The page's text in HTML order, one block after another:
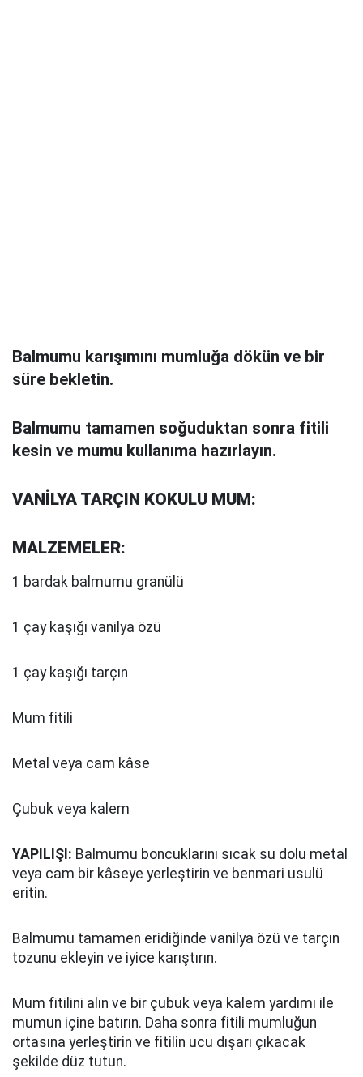
Balmumu karışımını mumluğa dökün ve bir
süre bekletin.
Balmumu tamamen soğuduktan sonra fitili
kesin ve mumu kullanıma hazırlayın.
VANİLYA TARÇIN KOKULU MUM:
MALZEMELER:
1 bardak balmumu granülü
1 çay kaşığı vanilya özü
1 çay kaşığı tarçın
Mum fitili
Metal veya cam kâse
Çubuk veya kalem
YAPILIŞI: Balmumu boncuklarını sıcak su dolu metal
veya cam bir kâseye yerleştirin ve benmari usulü
eritin.
Balmumu tamamen eridiğinde vanilya özü ve tarçın
tozunu ekleyin ve iyice karıştırın.
Mum fitilini alın ve bir çubuk veya kalem yardımı ile
mumun içine batırın. Daha sonra fitili mumluğun
ortasına yerleştirin ve fitilin ucu dışarı çıkacak
şekilde düz tutun.